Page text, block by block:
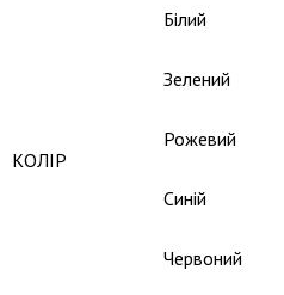
КОЛІР
Білий
Зелений
Рожевий
Синій
Червоний